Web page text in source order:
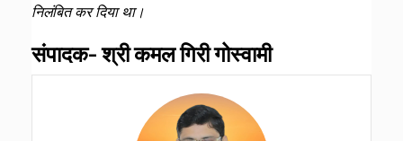
निलंबित कर दिया था।
संपादक- श्री कमल गिरी गोस्वामी